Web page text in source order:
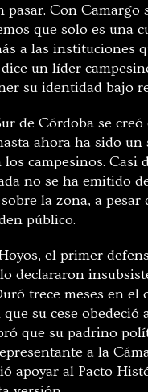
pasar. Con Camargo
que solo es una
a las instituciones
un líder
su identidad bajo
de Córdoba se
ahora ha sido un
campesinos. Casi
no se ha emitido
la zona, a pesar
público.
el primer
declararon
trece meses en el
su cese obedeció
que su padrino
a la
apoyar al Pacto